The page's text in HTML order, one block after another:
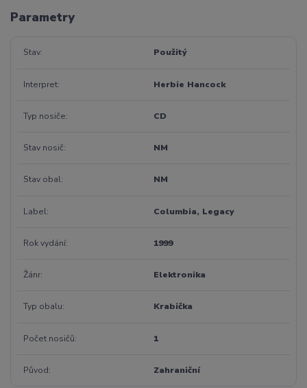
Parametry
Stav Použitý
Interpret Herbie Hancock
Typ nosiče CD
Stav nosič NM
Stav obal NM
Label Columbia, Legacy
Rok vydání 1999
Žánr Elektronika
Typ obalu Krabička
Počet nosičů 1
Původ Zahraniční